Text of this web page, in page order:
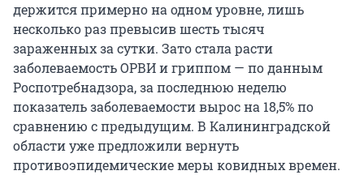
держится примерно на одном уровне, лишь
несколько раз превысив шесть тысяч
зараженных за сутки. Зато стала расти
заболеваемость ОРВИ и гриппом — по данным
Роспотребнадзора, за последнюю неделю
показатель заболеваемости вырос на 18,5% по
сравнению с предыдущим. В Калининградской
области уже предложили вернуть
противоэпидемические меры ковидных времен.